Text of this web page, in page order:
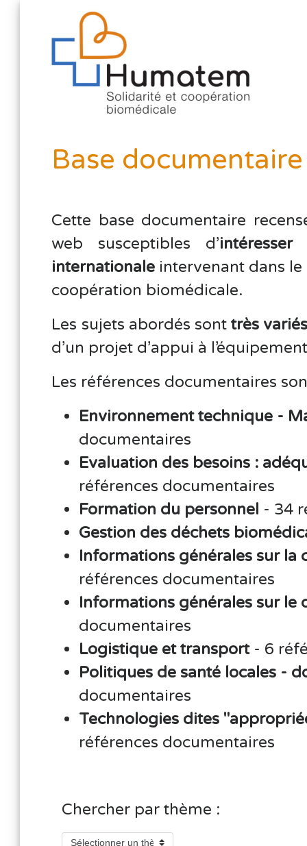
Base documentaire
Cette base documentaire
web susceptibles d’
internationale intervenant dans
coopération biomédicale.
Les sujets abordés sont très variés
d’un projet d’appui à
Les références documentaires
Environnement technique -
documentaires
Evaluation des besoins :
références documentaires
Formation du personnel - 34
Gestion des déchets
Informations générales sur
références documentaires
Informations générales sur le
documentaires
Logistique et transport- 6
Politiques de santé locales -
documentaires
Technologies dites
références documentaires
Chercher par thème :